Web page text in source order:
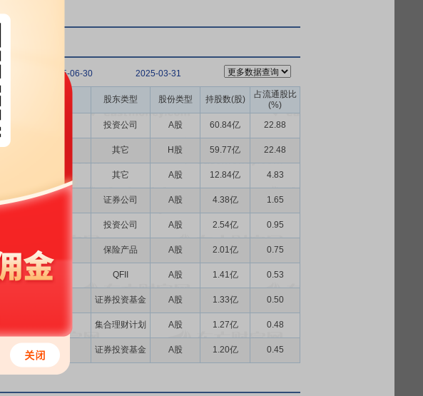
2025-06-30 2025-03-31
股东类型 股份类型 持股数(股)
占流通股比
(%)
投资公司 A股 60.84亿 22.88
其它 H股 59.77亿 22.48
其它 A股 12.84亿 4.83
证券公司 A股 4.38亿 1.65
投资公司 A股 2.54亿 0.95
保险产品 A股 2.01亿 0.75
QFII A股 1.41亿 0.53
证券投资基金 A股 1.33亿 0.50
集合理财计划 A股 1.27亿 0.48
证券投资基金 A股 1.20亿 0.45